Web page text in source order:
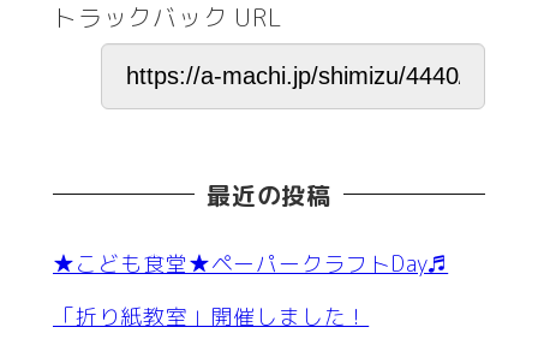
トラックバック URL
最近の投稿
★こども食堂★ペーパークラフトDay♬
「折り紙教室」開催しました！